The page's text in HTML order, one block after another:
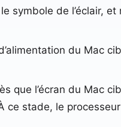
symbole de l’éclair,
du Mac
que l’écran du Mac
ce stade, le